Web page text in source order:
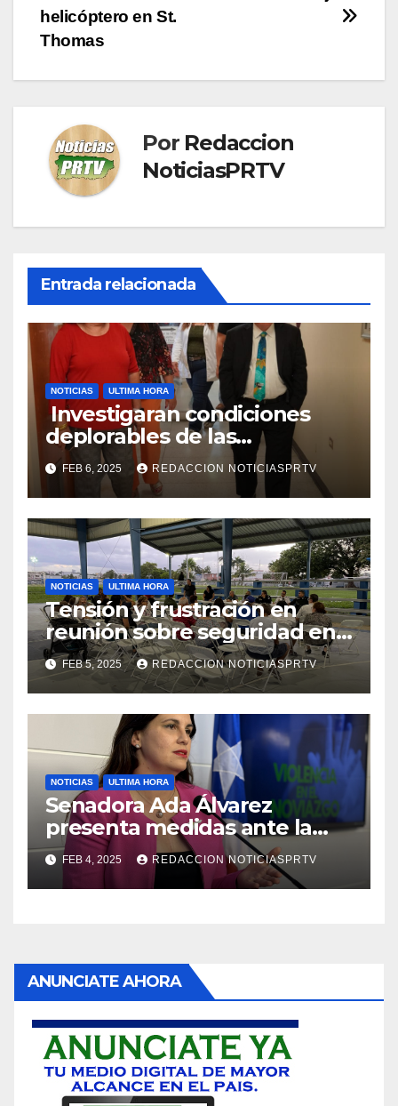
entradas
helicóptero en St.
Thomas
Por Redaccion
NoticiasPRTV
Entrada relacionada
NOTICIAS ULTIMA HORA
Investigaran condiciones
deplorables de las
facilidades el Departamento
de la Salud en Mayagüez
FEB 6, 2025 REDACCION NOTICIASPRTV
NOTICIAS ULTIMA HORA
Tensión y frustración en
reunión sobre seguridad en
Reparto Metropolitano
FEB 5, 2025 REDACCION NOTICIASPRTV
NOTICIAS ULTIMA HORA
Senadora Ada Álvarez
presenta medidas ante la
violencia en el noviazgo
FEB 4, 2025 REDACCION NOTICIASPRTV
ANUNCIATE AHORA